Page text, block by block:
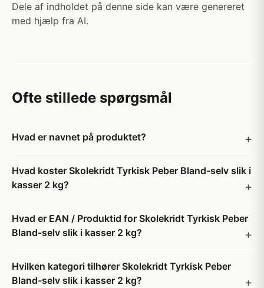
Dele af indholdet på denne side kan være genereret
med hjælp fra AI.
Ofte stillede spørgsmål
Hvad er navnet på produktet?
Hvad koster Skolekridt Tyrkisk Peber Bland-selv slik i
kasser 2 kg?
Hvad er EAN / Produktid for Skolekridt Tyrkisk Peber
Bland-selv slik i kasser 2 kg?
Hvilken kategori tilhører Skolekridt Tyrkisk Peber
Bland-selv slik i kasser 2 kg?